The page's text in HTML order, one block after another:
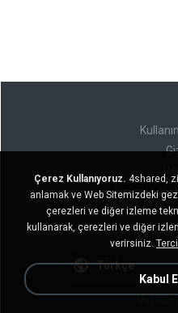
Kişisel
Kişisel
Türkçe
Çerez Kullanıyoruz. 4shared,
anlamak ve Web Sitemizdeki
çerezleri ve diğer izleme
kullanarak, çerezleri ve diğer
verirsiniz.
Kabul